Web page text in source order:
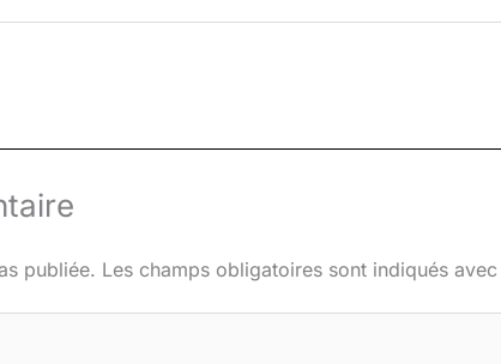
publiée. Les champs obligatoires sont indiqués avec